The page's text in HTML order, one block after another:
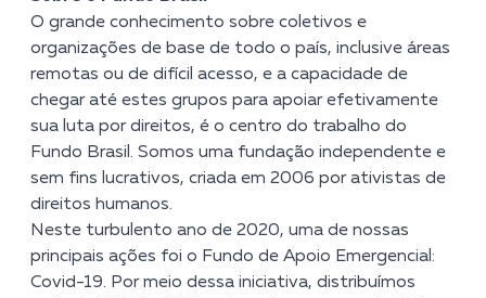
O grande conhecimento sobre coletivos e
organizações de base de todo o país, inclusive áreas
remotas ou de difícil acesso, e a capacidade de
chegar até estes grupos para apoiar efetivamente
sua luta por direitos, é o centro do trabalho do
Fundo Brasil. Somos uma fundação independente e
sem fins lucrativos, criada em 2006 por ativistas de
direitos humanos.
Neste turbulento ano de 2020, uma de nossas
principais ações foi o Fundo de Apoio Emergencial:
Covid-19. Por meio dessa iniciativa, distribuímos